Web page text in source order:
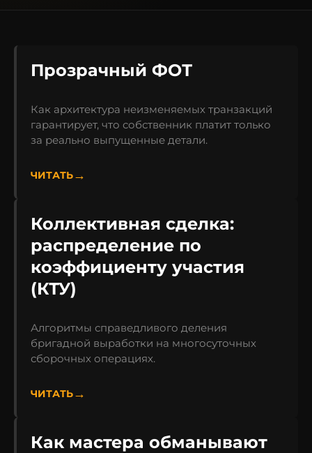
Прозрачный ФОТ
Как архитектура неизменяемых транзакций
гарантирует, что собственник платит только
за реально выпущенные детали.
ЧИТАТЬ
Коллективная сделка:
распределение по
коэффициенту участия
(КТУ)
Алгоритмы справедливого деления
бригадной выработки на многосуточных
сборочных операциях.
ЧИТАТЬ
Как мастера обманывают